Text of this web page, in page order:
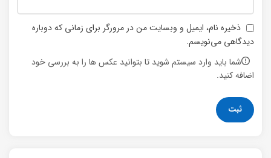
ذخیره نام، ایمیل و وبسایت من در مرورگر برای زمانی که دوباره
دیدگاهی می‌نویسم.
شما باید وارد سیستم شوید تا بتوانید عکس ها را به بررسی خود
اضافه کنید.